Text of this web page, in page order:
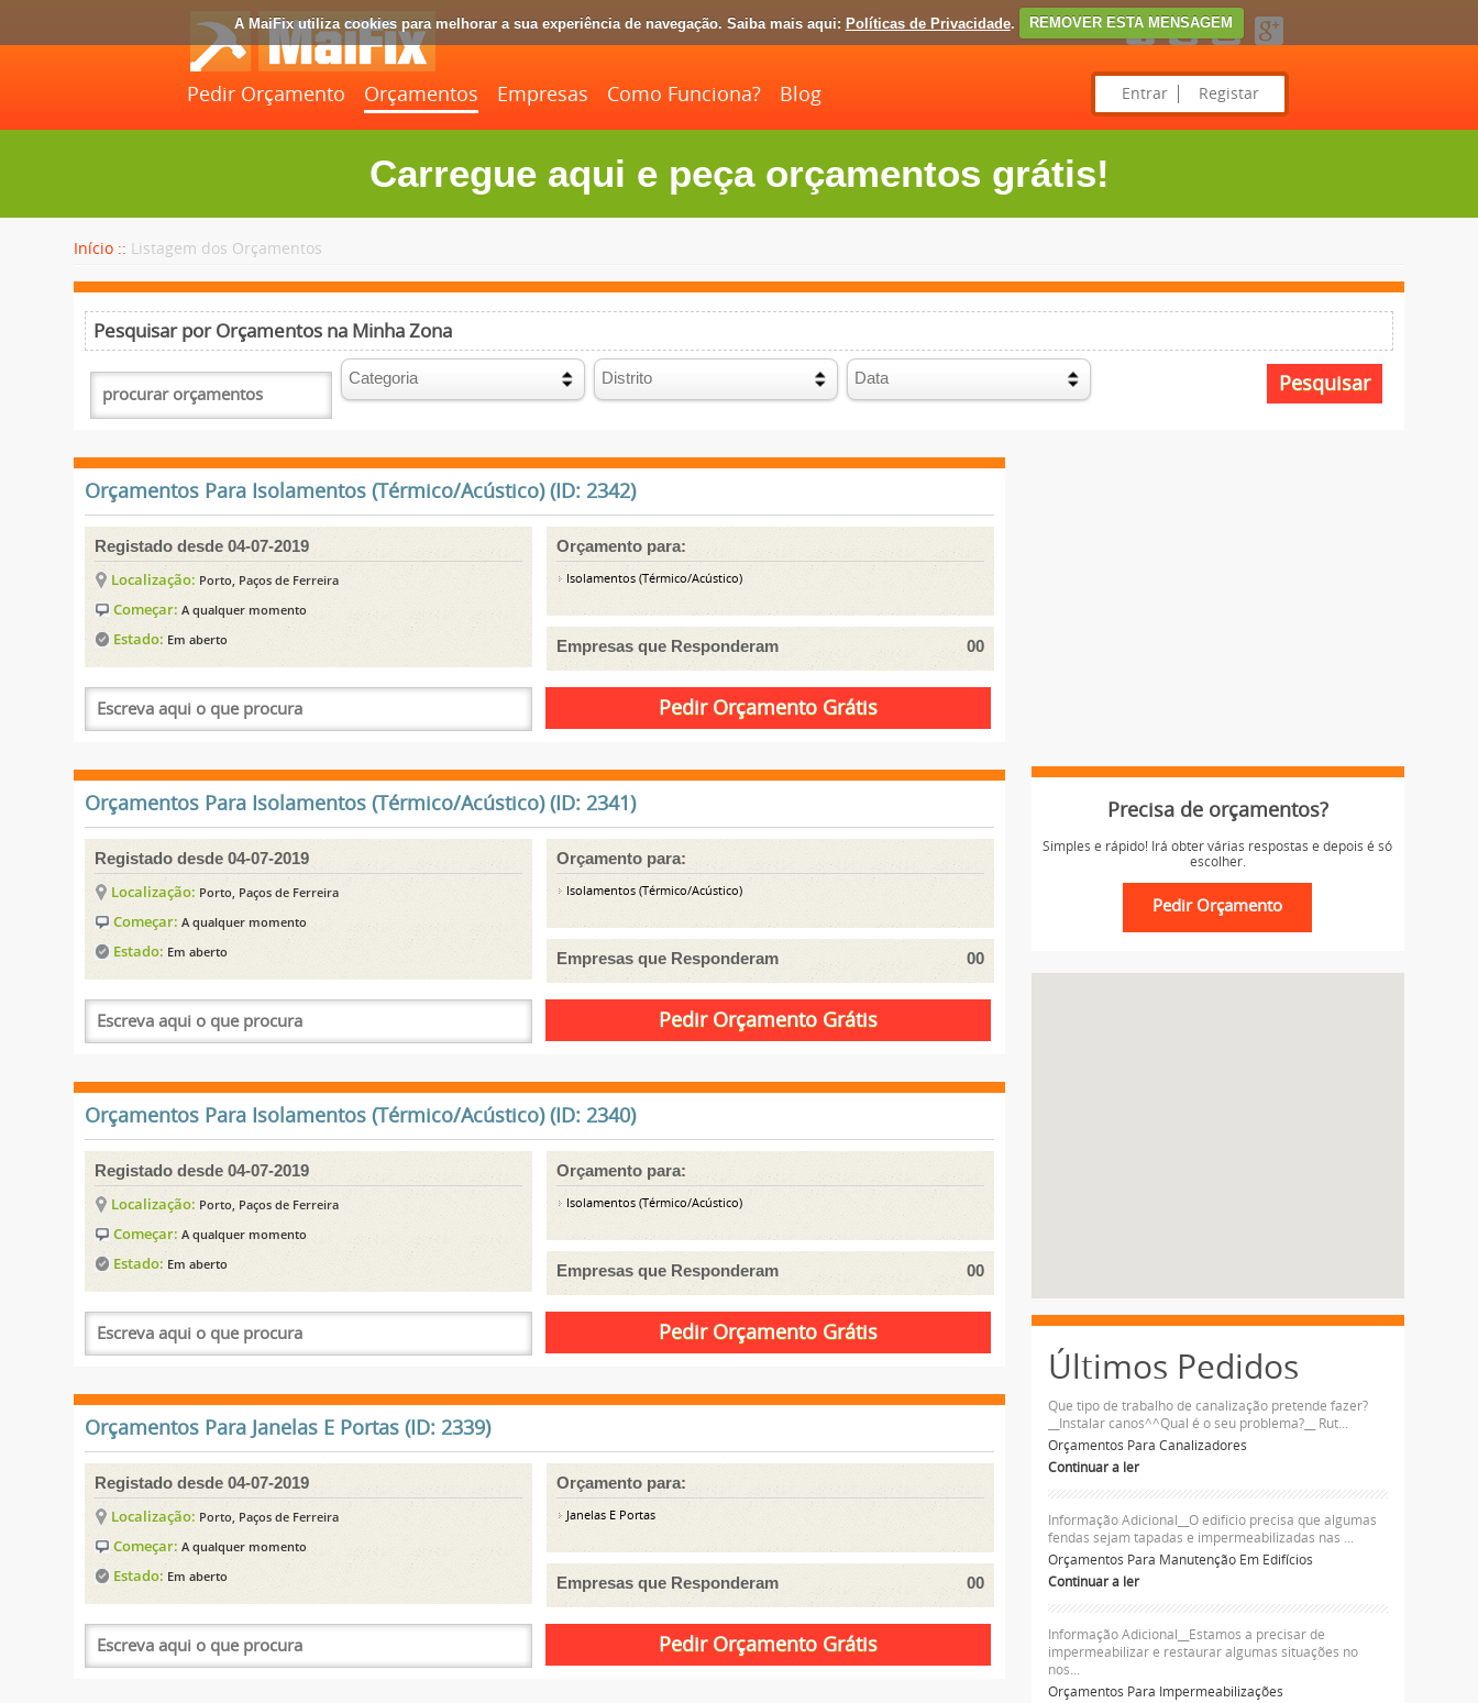
A MaiFix utiliza cookies para melhorar a sua experiência de navegação. Saiba mais aqui: Políticas de Privacidade. REMOVER ESTA MENSAGEM
Pedir Orçamento Orçamentos Empresas Como Funciona? Blog Entrar Registar
Carregue aqui e peça orçamentos grátis!
Início :: Listagem dos Orçamentos
Pesquisar por Orçamentos na Minha Zona
Orçamentos Para Isolamentos (Térmico/Acústico) (ID: 2342)
Registado desde 04-07-2019
Localização: Porto, Paços de Ferreira
Começar:A qualquer momento
Estado: Em aberto
Orçamento para:
Isolamentos (Térmico/Acústico)
Empresas que Responderam 00
Orçamentos Para Isolamentos (Térmico/Acústico) (ID: 2341)
Registado desde 04-07-2019
Localização: Porto, Paços de Ferreira
Começar:A qualquer momento
Estado: Em aberto
Orçamento para:
Isolamentos (Térmico/Acústico)
Empresas que Responderam 00
Orçamentos Para Isolamentos (Térmico/Acústico) (ID: 2340)
Registado desde 04-07-2019
Localização: Porto, Paços de Ferreira
Começar:A qualquer momento
Estado: Em aberto
Orçamento para:
Isolamentos (Térmico/Acústico)
Empresas que Responderam 00
Orçamentos Para Janelas E Portas (ID: 2339)
Registado desde 04-07-2019
Localização: Porto, Paços de Ferreira
Começar:A qualquer momento
Estado: Em aberto
Orçamento para:
Janelas E Portas
Empresas que Responderam 00
Precisa de orçamentos?
Simples e rápido! Irá obter várias respostas e depois é só
escolher.
Últimos Pedidos
Que tipo de trabalho de canalização pretende fazer?
__Instalar canos^^Qual é o seu problema?__ Rut...
Orçamentos Para Canalizadores
Continuar a ler
Informação Adicional__O edificio precisa que algumas
fendas sejam tapadas e impermeabilizadas nas ...
Orçamentos Para Manutenção Em Edifícios
Continuar a ler
Informação Adicional__Estamos a precisar de
impermeabilizar e restaurar algumas situações no
nos...
Orçamentos Para Impermeabilizações